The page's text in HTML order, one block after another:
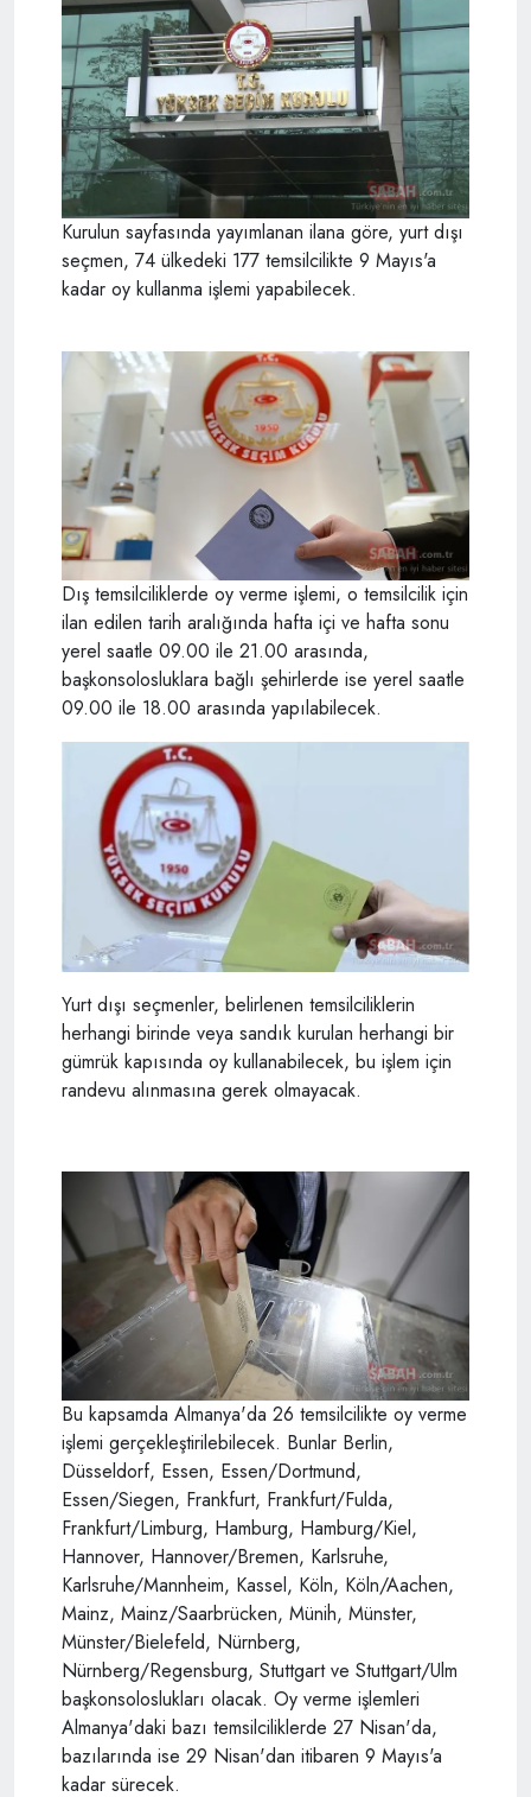
Kurulun sayfasında yayımlanan ilana göre, yurt dışı
seçmen, 74 ülkedeki 177 temsilcilikte 9 Mayıs'a
kadar oy kullanma işlemi yapabilecek.
Dış temsilciliklerde oy verme işlemi, o temsilcilik için
ilan edilen tarih aralığında hafta içi ve hafta sonu
yerel saatle 09.00 ile 21.00 arasında,
başkonsolosluklara bağlı şehirlerde ise yerel saatle
09.00 ile 18.00 arasında yapılabilecek.
Yurt dışı seçmenler, belirlenen temsilciliklerin
herhangi birinde veya sandık kurulan herhangi bir
gümrük kapısında oy kullanabilecek, bu işlem için
randevu alınmasına gerek olmayacak.
Bu kapsamda Almanya'da 26 temsilcilikte oy verme
işlemi gerçekleştirilebilecek. Bunlar Berlin,
Düsseldorf, Essen, Essen/Dortmund,
Essen/Siegen, Frankfurt, Frankfurt/Fulda,
Frankfurt/Limburg, Hamburg, Hamburg/Kiel,
Hannover, Hannover/Bremen, Karlsruhe,
Karlsruhe/Mannheim, Kassel, Köln, Köln/Aachen,
Mainz, Mainz/Saarbrücken, Münih, Münster,
Münster/Bielefeld, Nürnberg,
Nürnberg/Regensburg, Stuttgart ve Stuttgart/Ulm
başkonsoloslukları olacak. Oy verme işlemleri
Almanya'daki bazı temsilciliklerde 27 Nisan'da,
bazılarında ise 29 Nisan'dan itibaren 9 Mayıs'a
kadar sürecek.